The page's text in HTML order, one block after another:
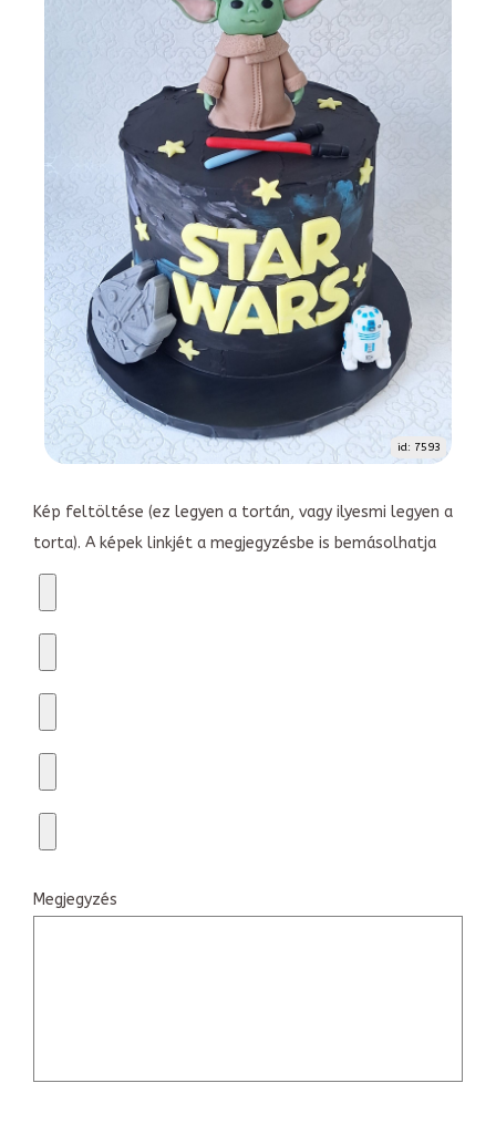
id: 7593
Kép feltöltése (ez legyen a tortán, vagy ilyesmi legyen a
torta). A képek linkjét a megjegyzésbe is bemásolhatja
Megjegyzés